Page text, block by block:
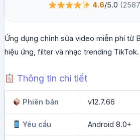
4.6/5.0
Ứng dụng chỉnh sửa video miễn phí từ
hiệu ứng, filter và nhạc trending TikTok.
Thông tin chi tiết
Phiên bản v12.7.66
Yêu cầu Android 8.0+